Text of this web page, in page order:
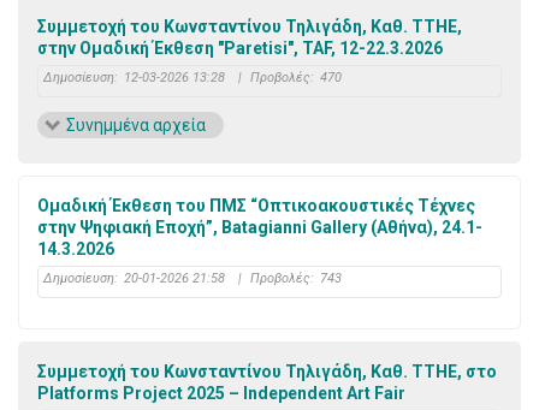
Συμμετοχή του Κωνσταντίνου Τηλιγάδη, Καθ. ΤΤΗΕ,
στην Ομαδική Έκθεση "Paretisi", TAF, 12-22.3.2026
Δημοσίευση: 12-03-2026 13:28 | Προβολές: 470
Συνημμένα αρχεία
Ομαδική Έκθεση του ΠΜΣ “Οπτικοακουστικές Τέχνες
στην Ψηφιακή Εποχή”, Batagianni Gallery (Αθήνα), 24.1-
14.3.2026
Δημοσίευση: 20-01-2026 21:58 | Προβολές: 743
Συμμετοχή του Κωνσταντίνου Τηλιγάδη, Καθ. ΤΤΗΕ, στο
Platforms Project 2025 – Independent Art Fair